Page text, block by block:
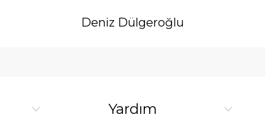
Deniz Dülgeroğlu
Yardım